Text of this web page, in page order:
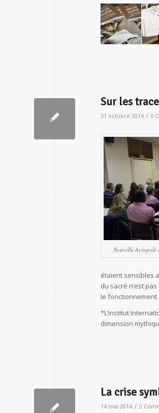
Sur les
31 octobre 2014 / 0
Nouvelle Acropole
étaient sensibles
du sacré n’est
le fonctionnement
*L’institut
dimension
La crise
14 mai 2014 / 0